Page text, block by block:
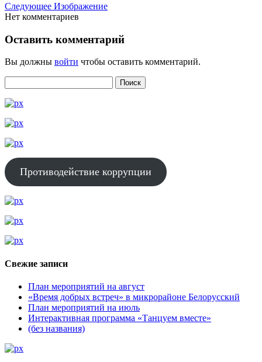
Следующее Изображение
Нет комментариев
Оставить комментарий
Вы должны войти чтобы оставить комментарий.
Противодействие коррупции
Свежие записи
План мероприятий на август
«Время добрых встреч» в микрорайоне Белорусский
План мероприятий на июль
Интерактивная программа «Танцуем вместе»
(без названия)